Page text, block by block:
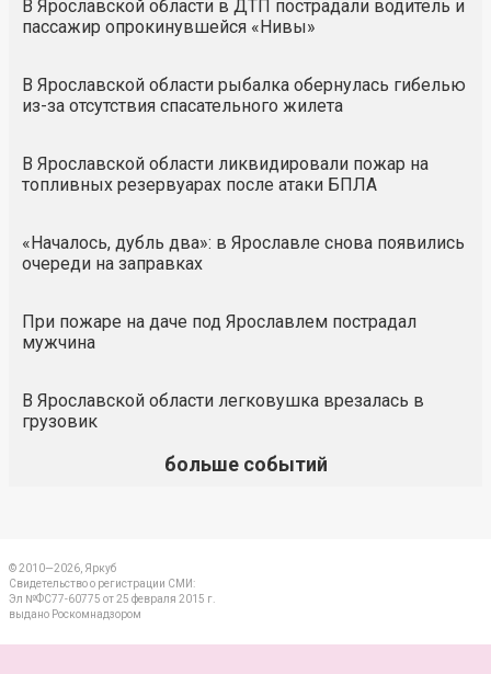
В Ярославской области в ДТП пострадали водитель и
пассажир опрокинувшейся «Нивы»
В Ярославской области рыбалка обернулась гибелью
из-за отсутствия спасательного жилета
В Ярославской области ликвидировали пожар на
топливных резервуарах после атаки БПЛА
«Началось, дубль два»: в Ярославле снова появились
очереди на заправках
При пожаре на даче под Ярославлем пострадал
мужчина
В Ярославской области легковушка врезалась в
грузовик
больше событий
© 2010—2026, Яркуб
Свидетельство о регистрации СМИ:
Эл №ФС77-60775 от 25 февраля 2015 г.
выдано Роскомнадзором